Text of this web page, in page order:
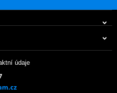
údaje